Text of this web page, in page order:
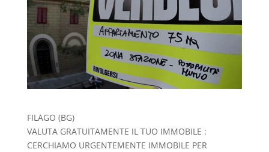
FILAGO (BG)
VALUTA GRATUITAMENTE IL TUO IMMOBILE :
CERCHIAMO URGENTEMENTE IMMOBILE PER